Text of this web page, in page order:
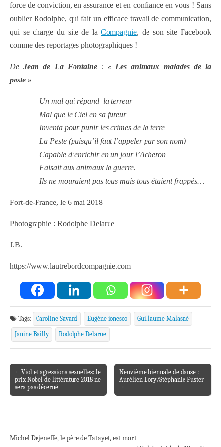
force de conviction, en assurance et en confiance en vous ! Sans
oublier Rodolphe, qui fait un efficace travail de communication,
qui se charge du site de laCompagnie, de son site Facebook
comme des reportages photographiques !
De Jean de La Fontaine : « Les animaux malades de la
peste »
Un mal qui répand la terreur
Mal que le Ciel en sa fureur
Inventa pour punir les crimes de la terre
La Peste (puisqu’il faut l’appeler par son nom)
Capable d’enrichir en un jour l’Acheron
Faisait aux animaux la guerre.
Ils ne mouraient pas tous mais tous étaient frappés…
Fort-de-France, le 6 mai 2018
Photographie : Rodolphe Delarue
J.B.
https://www.lautrebordcompagnie.com
Tags: Caroline Savard Eugène ionesco Guillaume Malasné
Janine Bailly Rodolphe Delarue
Post navigation
← Viol et agressions sexuelles: le
prix Nobel de littérature 2018 ne
sera pas décerné
Neuvième biennale de danse :
Aurélien Bory/Stéphanie Fuster
→
Michel Dejeneffe, le père de Tatayet, est mort